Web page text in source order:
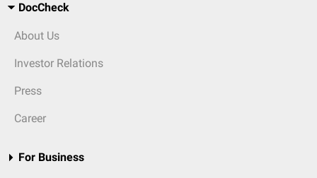
DocCheck
About Us
Investor Relations
Press
Career
For Business